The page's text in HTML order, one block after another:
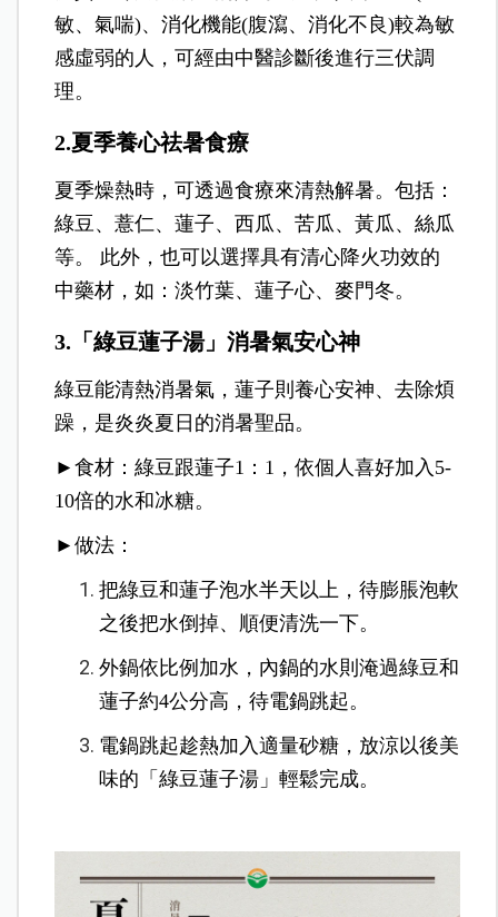
敏、氣喘)、消化機能(腹瀉、消化不良)較為敏
感虛弱的人，可經由中醫診斷後進行三伏調
理。
2.夏季養心祛暑食療
夏季燥熱時，可透過食療來清熱解暑。包括：
綠豆、薏仁、蓮子、西瓜、苦瓜、黃瓜、絲瓜
等。 此外，也可以選擇具有清心降火功效的
中藥材，如：淡竹葉、蓮子心、麥門冬。
3.「綠豆蓮子湯」消暑氣安心神
綠豆能清熱消暑氣，蓮子則養心安神、去除煩
躁，是炎炎夏日的消暑聖品。
►食材：綠豆跟蓮子1：1，依個人喜好加入5-
10倍的水和冰糖。
►做法：
把綠豆和蓮子泡水半天以上，待膨脹泡軟
之後把水倒掉、順便清洗一下。
外鍋依比例加水，內鍋的水則淹過綠豆和
蓮子約4公分高，待電鍋跳起。
電鍋跳起趁熱加入適量砂糖，放涼以後美
味的「綠豆蓮子湯」輕鬆完成。